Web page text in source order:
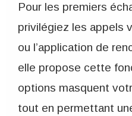
Pour les premiers
privilégiez les appels
ou l’application de
elle propose cette
options masquent
tout en permettant